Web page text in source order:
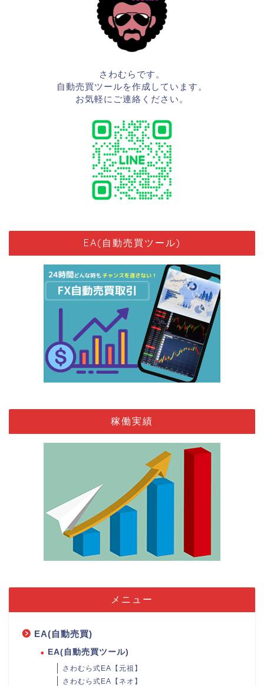
さわむらです。
自動売買ツールを作成しています。
お気軽にご連絡ください。
EA(自動売買ツール)
稼働実績
メニュー
EA(自動売買)
EA(自動売買ツール)
さわむら式EA【元祖】
さわむら式EA【ネオ】